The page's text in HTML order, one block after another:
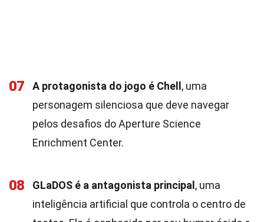
07 A protagonista do jogo é Chell , uma
personagem silenciosa que deve navegar
pelos desafios do Aperture Science
Enrichment Center.
08 GLaDOS é a antagonista principal , uma
inteligência artificial que controla o centro de